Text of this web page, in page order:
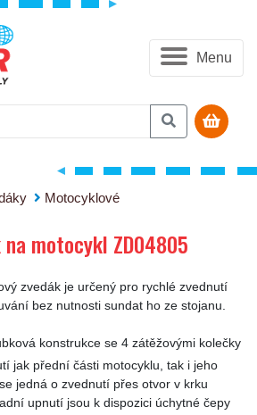
Menu
Motocyklové
motocykl ZD04805
motocykl ZD04805
zvedák je určený pro rychlé zvednutí
bez nutnosti sundat ho ze stojanu.
konstrukce se 4 zátěžovými kolečky
jak přední části motocyklu, tak i jeho
jedná o zvednutí přes otvor v krku
upnutí jsou k dispozici úchytné čepy